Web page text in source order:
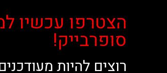
הצטרפו עכשיו
סופרבייק!
רוצים להיות